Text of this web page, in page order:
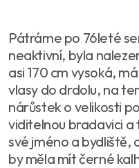
Pátráme po 76leté
neaktivní, byla
asi 170 cm vysoká,
vlasy do drdolu, na
nárůstek o velikosti
viditelnou bradavici a
své jméno a bydliště,
by měla mít černé